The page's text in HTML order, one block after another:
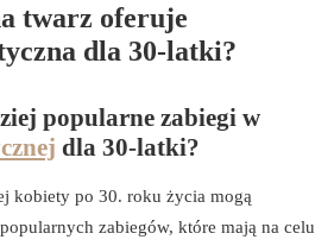
twarz oferuje
dla 30-latki?
popularne zabiegi w
dla 30-latki?
kobiety po 30. roku życia mogą
zabiegów, które mają na celu